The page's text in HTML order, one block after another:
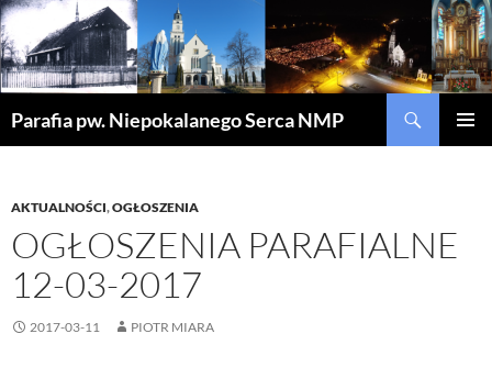
Parafia pw. Niepokalanego Serca NMP
AKTUALNOŚCI,OGŁOSZENIA
OGŁOSZENIA PARAFIALNE
12-03-2017
2017-03-11 PIOTR MIARA